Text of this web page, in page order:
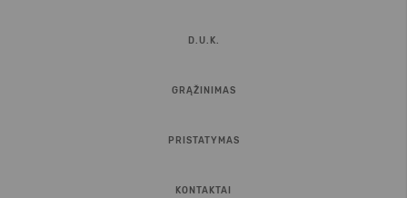
D.U.K.
GRĄŽINIMAS
PRISTATYMAS
KONTAKTAI